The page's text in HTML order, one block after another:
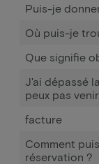
Puis-je
Où puis-je
Que signifie
J'ai dépassé
peux pas venir
facture
Comment
réservation ?